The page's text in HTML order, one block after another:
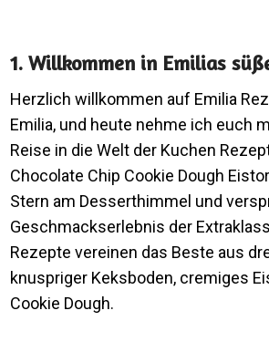
1. Willkommen in Emilias
Herzlich willkommen auf Emilia
Emilia, und heute nehme ich euch
Reise in die Welt der Kuchen
Chocolate Chip Cookie Dough
Stern am Desserthimmel und
Geschmackserlebnis der
Rezepte vereinen das Beste aus
knuspriger Keksboden, cremiges
Cookie Dough.